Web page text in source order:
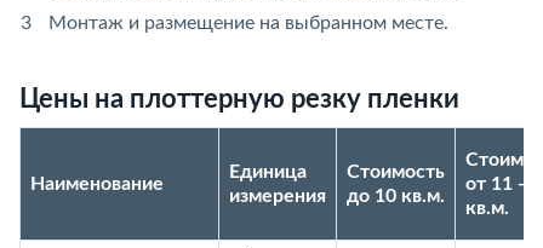
Монтаж и размещение на выбранном месте.
Цены на плоттерную резку пленки
Наименование
Единица
измерения
Стоимость
до 10 кв.м.
от 11 -
кв.м.